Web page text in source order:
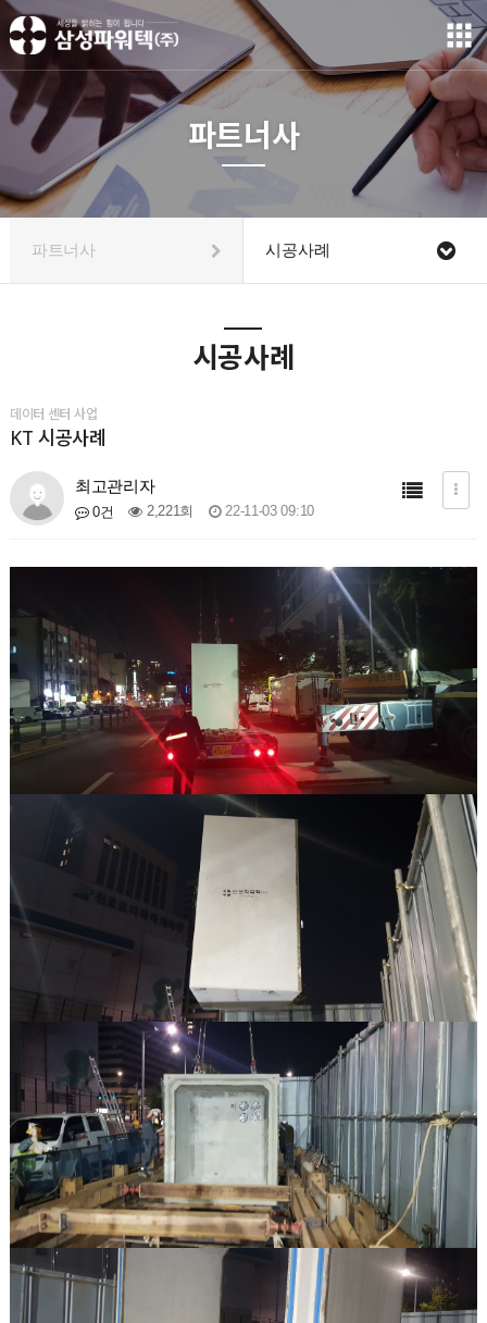
파트너사
파트너사 시공사례
시공사례
데이터 센터 사업
KT 시공사례
최고관리자
0건 2,221회 22-11-03 09:10